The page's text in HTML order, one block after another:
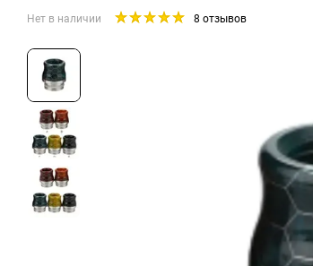
Нет в наличии 8 отзывов